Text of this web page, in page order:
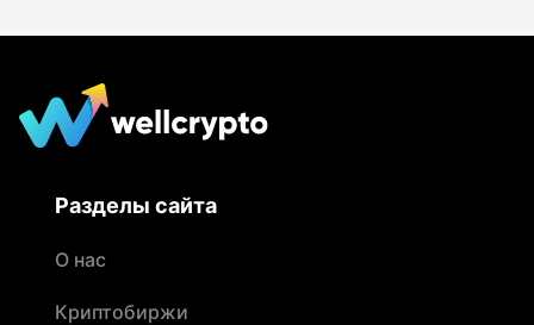
Разделы сайта
О нас
Криптобиржи